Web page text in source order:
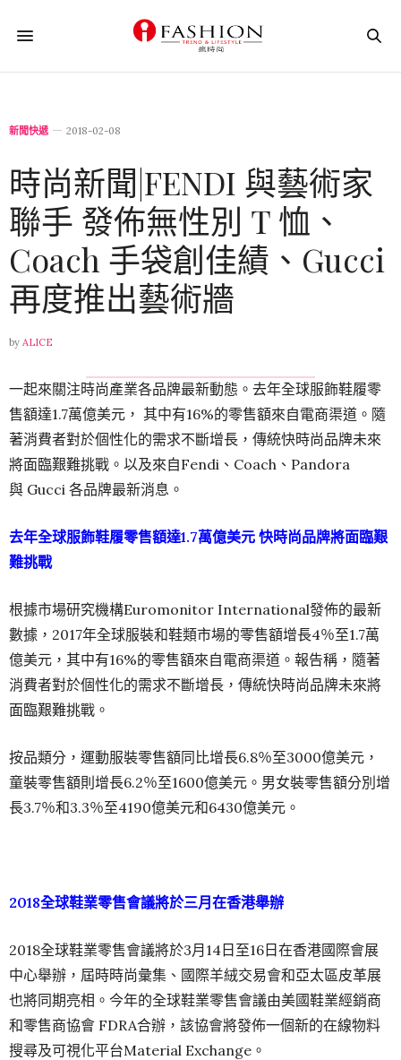
新聞快遞 2018-02-08
時尚新聞|FENDI 與藝術家
聯手 發佈無性別 T 恤、
Coach 手袋創佳績、Gucci
再度推出藝術牆
by ALICE
一起來關注時尚產業各品牌最新動態。去年全球服飾鞋履零
售額達1.7萬億美元， 其中有16%的零售額來自電商渠道。隨
著消費者對於個性化的需求不斷增長，傳統快時尚品牌未來
將面臨艱難挑戰。以及來自Fendi、Coach、Pandora
與 Gucci 各品牌最新消息。
去年全球服飾鞋履零售額達1.7萬億美元 快時尚品牌將面臨艱
難挑戰
根據市場研究機構Euromonitor International發佈的最新
數據，2017年全球服裝和鞋類市場的零售額增長4％至1.7萬
億美元，其中有16%的零售額來自電商渠道。報告稱，隨著
消費者對於個性化的需求不斷增長，傳統快時尚品牌未來將
面臨艱難挑戰。
按品類分，運動服裝零售額同比增長6.8％至3000億美元，
童裝零售額則增長6.2％至1600億美元。男女裝零售額分別增
長3.7％和3.3％至4190億美元和6430億美元。
2018全球鞋業零售會議將於三月在香港舉辦
2018全球鞋業零售會議將於3月14日至16日在香港國際會展
中心舉辦，屆時時尚彙集、國際羊絨交易會和亞太區皮革展
也將同期亮相。今年的全球鞋業零售會議由美國鞋業經銷商
和零售商協會 FDRA合辦，該協會將發佈一個新的在線物料
搜尋及可視化平台Material Exchange。